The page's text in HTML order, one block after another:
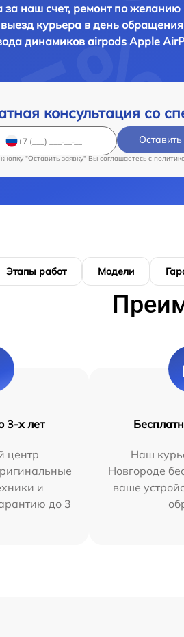
за наш счет, ремонт по желанию
курьера в день обращения
динамиков airpods Apple
консультация со
"Оставить заявку" Вы соглашаетесь c
Этапы работ Модели
3-х лет
центр
и
до 3
Наш
Новгороде
ваше